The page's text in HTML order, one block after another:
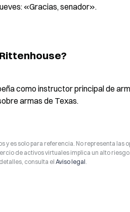
«Gracias, senador».
como instructor principal de
armas de Texas.
es solo para referencia. No representa las
de activos virtuales implica un alto
consulta el Aviso legal.